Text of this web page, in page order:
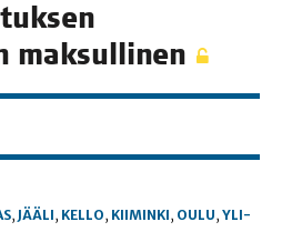
maksullinen
, JÄÄLI, KELLO, KIIMINKI, OULU, YLI-